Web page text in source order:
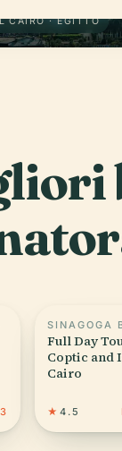
CAIRO · EGITTO
SINAGOGA
Full Day
Coptic and
Cairo
★ 4.5